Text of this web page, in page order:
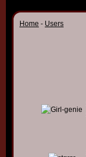
Home - Users